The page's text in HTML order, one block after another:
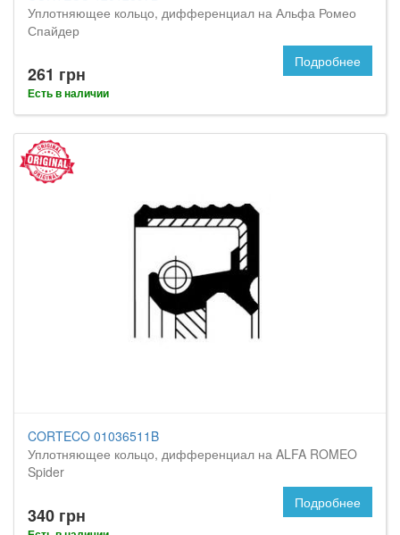
Уплотняющее кольцо, дифференциал на Альфа Ромео
Спайдер
261 грн
Есть в наличии
Подробнее
CORTECO 01036511B
Уплотняющее кольцо, дифференциал на ALFA ROMEO
Spider
340 грн
Подробнее